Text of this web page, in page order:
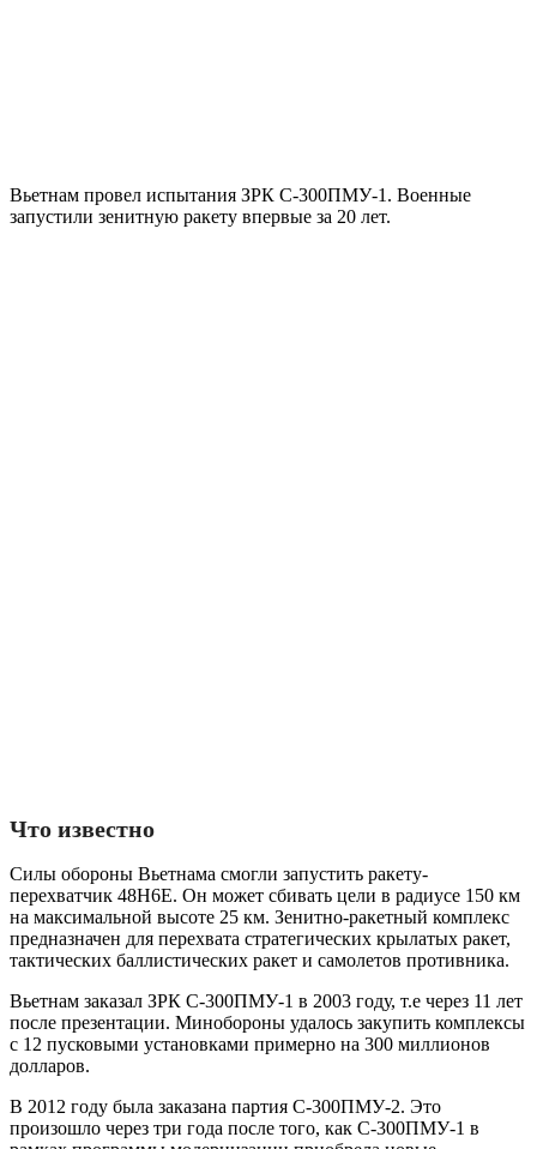
Вьетнам провел испытания ЗРК С-300ПМУ-1. Военные
запустили зенитную ракету впервые за 20 лет.
Что известно
Силы обороны Вьетнама смогли запустить ракету-
перехватчик 48Н6Е. Он может сбивать цели в радиусе 150 км
на максимальной высоте 25 км. Зенитно-ракетный комплекс
предназначен для перехвата стратегических крылатых ракет,
тактических баллистических ракет и самолетов противника.
Вьетнам заказал ЗРК С-300ПМУ-1 в 2003 году, т.е через 11 лет
после презентации. Минобороны удалось закупить комплексы
с 12 пусковыми установками примерно на 300 миллионов
долларов.
В 2012 году была заказана партия С-300ПМУ-2. Это
произошло через три года после того, как С-300ПМУ-1 в